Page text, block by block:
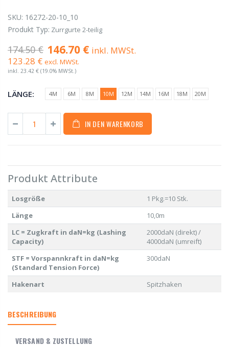
SKU: 16272-20-10_10
Produkt Typ: Zurrgurte 2-teilig
174.50 € 146.70 € inkl. MWSt.
123.28 € excl. MWSt.
inkl. 23.42 € (19.0% MWSt.)
LÄNGE: 4M 6M 8M 10M 12M 14M 16M 18M 20M
IN DEN WARENKORB
Produkt Attribute
Losgröße
1 Pkg.=10 Stk.
Länge
10,0m
LC = Zugkraft in daN=kg (Lashing
Capacity)
2000daN (direkt) /
4000daN (umreift)
STF = Vorspannkraft in daN=kg
(Standard Tension Force)
300daN
Hakenart Spitzhaken
BESCHREIBUNG
VERSAND & ZUSTELLUNG